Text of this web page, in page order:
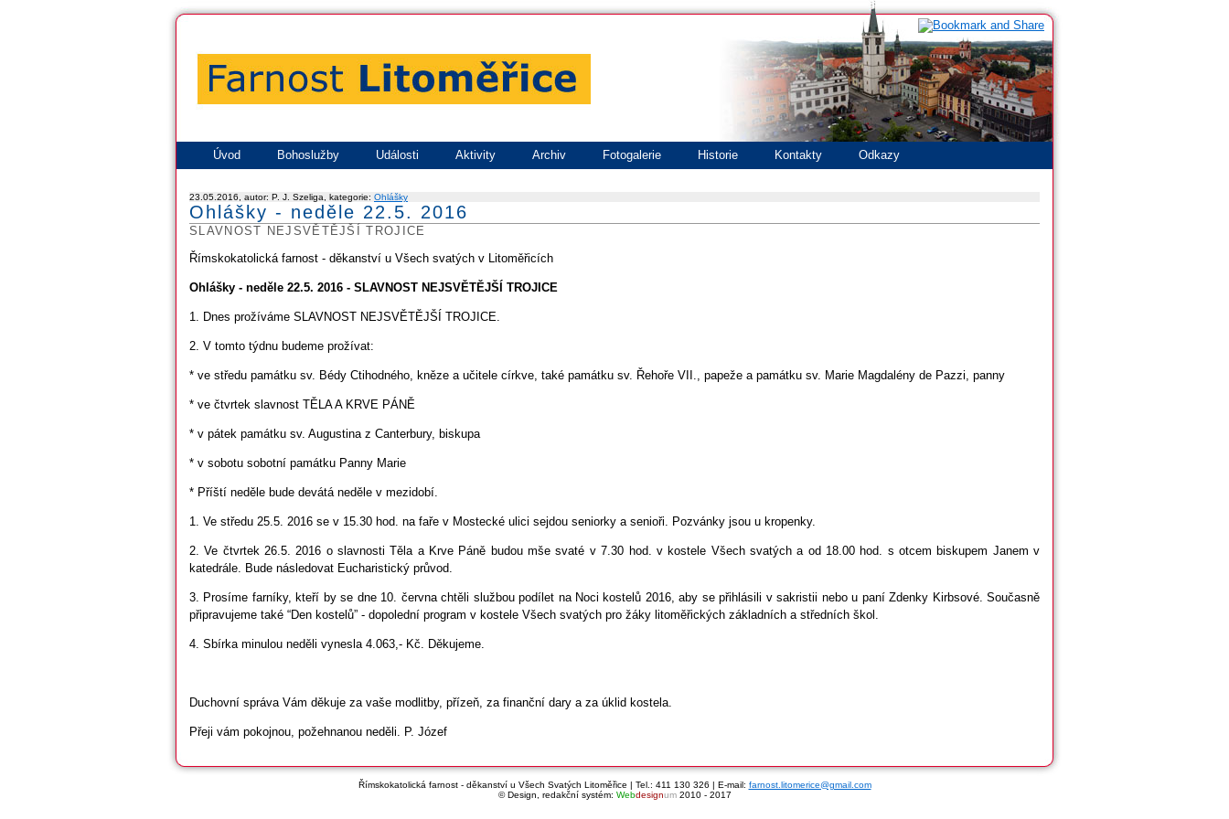
Úvod Bohoslužby Události Aktivity Archiv Fotogalerie Historie Kontakty Odkazy
23.05.2016, autor: P. J. Szeliga, kategorie: Ohlášky
Ohlášky - neděle 22.5. 2016
SLAVNOST NEJSVĚTĚJŠÍ TROJICE
Římskokatolická farnost - děkanství u Všech svatých v Litoměřicích
Ohlášky - neděle 22.5. 2016 - SLAVNOST NEJSVĚTĚJŠÍ TROJICE
1. Dnes prožíváme SLAVNOST NEJSVĚTĚJŠÍ TROJICE.
2. V tomto týdnu budeme prožívat:
* ve středu památku sv. Bédy Ctihodného, kněze a učitele církve, také památku sv. Řehoře VII., papeže a památku sv. Marie Magdalény de Pazzi, panny
* ve čtvrtek slavnost TĚLA A KRVE PÁNĚ
* v pátek památku sv. Augustina z Canterbury, biskupa
* v sobotu sobotní památku Panny Marie
* Příští neděle bude devátá neděle v mezidobí.
1. Ve středu 25.5. 2016 se v 15.30 hod. na faře v Mostecké ulici sejdou seniorky a senioři. Pozvánky jsou u kropenky.
2. Ve čtvrtek 26.5. 2016 o slavnosti Těla a Krve Páně budou mše svaté v 7.30 hod. v kostele Všech svatých a od 18.00 hod. s otcem biskupem Janem v
katedrále. Bude následovat Eucharistický průvod.
3. Prosíme farníky, kteří by se dne 10. června chtěli službou podílet na Noci kostelů 2016, aby se přihlásili v sakristii nebo u paní Zdenky Kirbsové. Současně
připravujeme také “Den kostelů” - dopolední program v kostele Všech svatých pro žáky litoměřických základních a středních škol.
4. Sbírka minulou neděli vynesla 4.063,- Kč. Děkujeme.
Duchovní správa Vám děkuje za vaše modlitby, přízeň, za finanční dary a za úklid kostela.
Přeji vám pokojnou, požehnanou neděli. P. Józef
Římskokatolická farnost - děkanství u Všech Svatých Litoměřice | Tel.: 411 130 326 | E-mail: farnost.litomerice@gmail.com
© Design, redakční systém: Webdesignum2010 - 2017